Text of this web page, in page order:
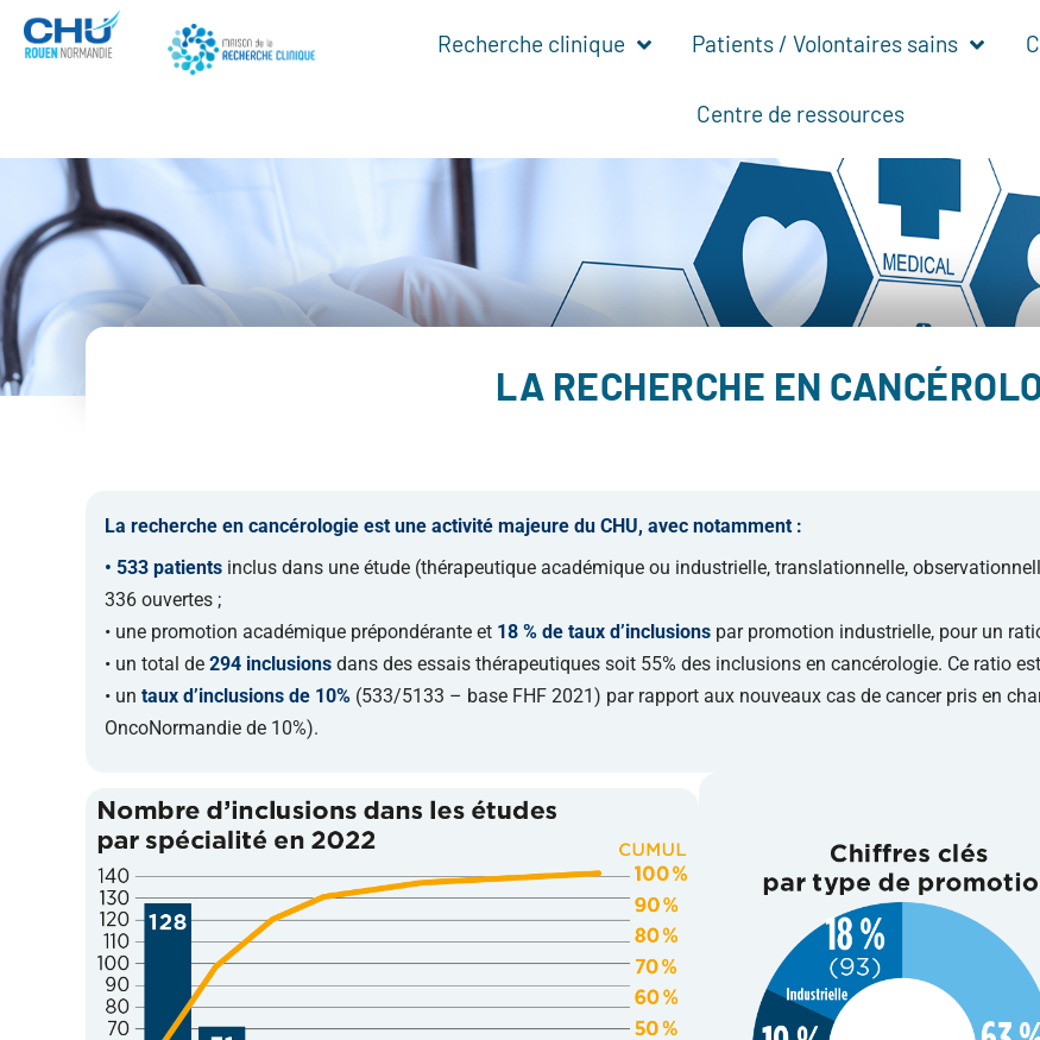
Recherche clinique Patients / Volontaires sains
Centre de ressources
LA RECHERCHE EN
La recherche en cancérologie est une activité majeure du CHU, avec notamment :
• 533 patients inclus dans une étude (thérapeutique académique ou industrielle, translationnelle,
336 ouvertes ;
• une promotion académique prépondérante et 18 % de taux d’inclusions par promotion industrielle, pour un
• un total de 294 inclusions dans des essais thérapeutiques soit 55% des inclusions en cancérologie. Ce ratio
• un taux d’inclusions de 10% (533/5133 – base FHF 2021) par rapport aux nouveaux cas de cancer pris en
OncoNormandie de 10%).